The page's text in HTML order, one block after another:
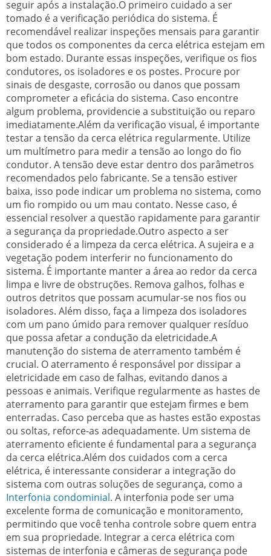
seguir após a instalação.O primeiro cuidado a ser
tomado é a verificação periódica do sistema. É
recomendável realizar inspeções mensais para garantir
que todos os componentes da cerca elétrica estejam em
bom estado. Durante essas inspeções, verifique os fios
condutores, os isoladores e os postes. Procure por
sinais de desgaste, corrosão ou danos que possam
comprometer a eficácia do sistema. Caso encontre
algum problema, providencie a substituição ou reparo
imediatamente.Além da verificação visual, é importante
testar a tensão da cerca elétrica regularmente. Utilize
um multímetro para medir a tensão ao longo do fio
condutor. A tensão deve estar dentro dos parâmetros
recomendados pelo fabricante. Se a tensão estiver
baixa, isso pode indicar um problema no sistema, como
um fio rompido ou um mau contato. Nesse caso, é
essencial resolver a questão rapidamente para garantir
a segurança da propriedade.Outro aspecto a ser
considerado é a limpeza da cerca elétrica. A sujeira e a
vegetação podem interferir no funcionamento do
sistema. É importante manter a área ao redor da cerca
limpa e livre de obstruções. Remova galhos, folhas e
outros detritos que possam acumular-se nos fios ou
isoladores. Além disso, faça a limpeza dos isoladores
com um pano úmido para remover qualquer resíduo
que possa afetar a condução da eletricidade.A
manutenção do sistema de aterramento também é
crucial. O aterramento é responsável por dissipar a
eletricidade em caso de falhas, evitando danos a
pessoas e animais. Verifique regularmente as hastes de
aterramento para garantir que estejam firmes e bem
enterradas. Caso perceba que as hastes estão expostas
ou soltas, reforce-as adequadamente. Um sistema de
aterramento eficiente é fundamental para a segurança
da cerca elétrica.Além dos cuidados com a cerca
elétrica, é interessante considerar a integração do
sistema com outras soluções de segurança, como a
Interfonia condominial. A interfonia pode ser uma
excelente forma de comunicação e monitoramento,
permitindo que você tenha controle sobre quem entra
em sua propriedade. Integrar a cerca elétrica com
sistemas de interfonia e câmeras de segurança pode